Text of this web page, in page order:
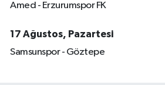
Amed - Erzurumspor FK
17 Ağustos, Pazartesi
Samsunspor - Göztepe